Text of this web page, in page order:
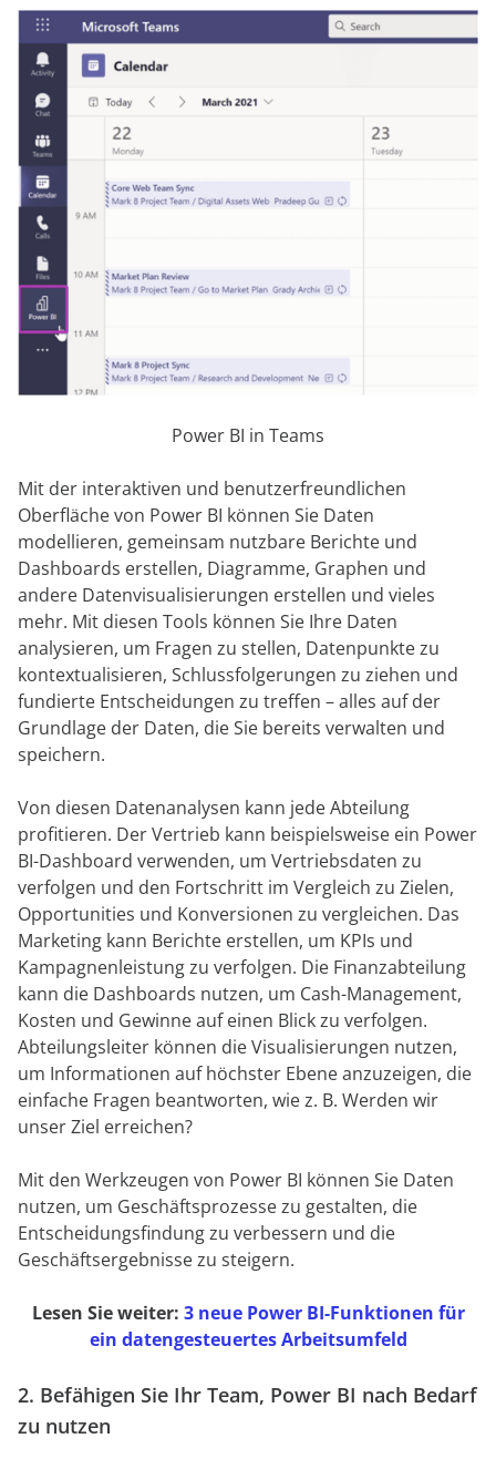
Power BI in Teams
Mit der interaktiven und benutzerfreundlichen
Oberfläche von Power BI können Sie Daten
modellieren, gemeinsam nutzbare Berichte und
Dashboards erstellen, Diagramme, Graphen und
andere Datenvisualisierungen erstellen und vieles
mehr. Mit diesen Tools können Sie Ihre Daten
analysieren, um Fragen zu stellen, Datenpunkte zu
kontextualisieren, Schlussfolgerungen zu ziehen und
fundierte Entscheidungen zu treffen – alles auf der
Grundlage der Daten, die Sie bereits verwalten und
speichern.
Von diesen Datenanalysen kann jede Abteilung
profitieren. Der Vertrieb kann beispielsweise ein Power
BI-Dashboard verwenden, um Vertriebsdaten zu
verfolgen und den Fortschritt im Vergleich zu Zielen,
Opportunities und Konversionen zu vergleichen. Das
Marketing kann Berichte erstellen, um KPIs und
Kampagnenleistung zu verfolgen. Die Finanzabteilung
kann die Dashboards nutzen, um Cash-Management,
Kosten und Gewinne auf einen Blick zu verfolgen.
Abteilungsleiter können die Visualisierungen nutzen,
um Informationen auf höchster Ebene anzuzeigen, die
einfache Fragen beantworten, wie z. B. Werden wir
unser Ziel erreichen?
Mit den Werkzeugen von Power BI können Sie Daten
nutzen, um Geschäftsprozesse zu gestalten, die
Entscheidungsfindung zu verbessern und die
Geschäftsergebnisse zu steigern.
Lesen Sie weiter: 3 neue Power BI-Funktionen für
ein datengesteuertes Arbeitsumfeld
2. Befähigen Sie Ihr Team, Power BI nach Bedarf
zu nutzen